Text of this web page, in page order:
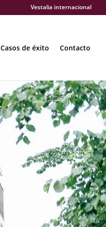
Vestalia internacional
Casos de éxito Contacto